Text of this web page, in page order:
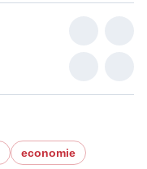
economie